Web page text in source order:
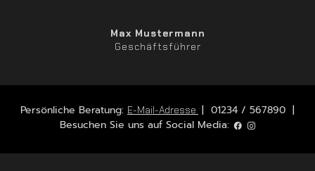
Max Mustermann
Geschäftsführer
Persönliche Beratung: E-Mail-Adresse | 01234 / 567890 |
Besuchen Sie uns auf Social Media: